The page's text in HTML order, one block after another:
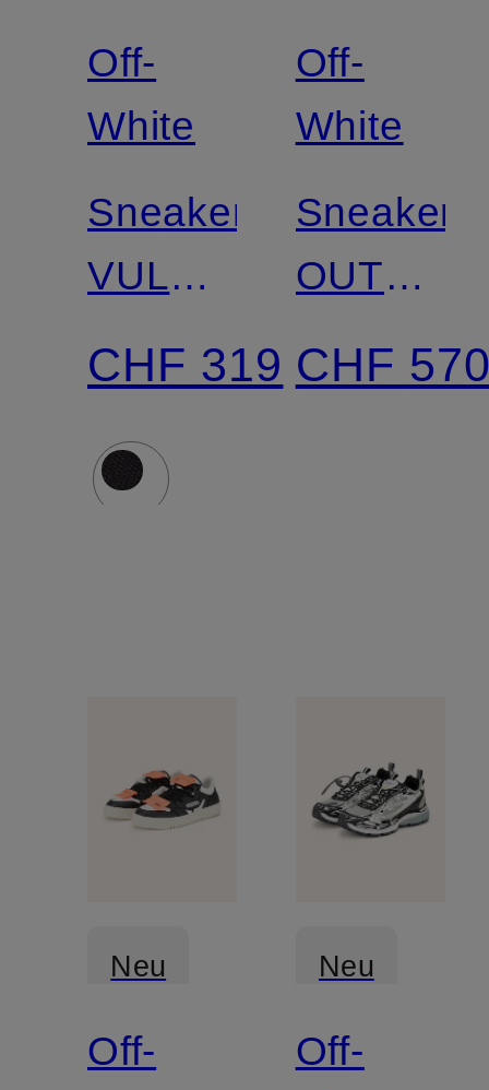
Off-
White
Sneaker
VULC
LOW
CHF 319
Off-
White
Sneaker
OUT
OF
OFFICE
CHF
Neu
Off-
Neu
Off-